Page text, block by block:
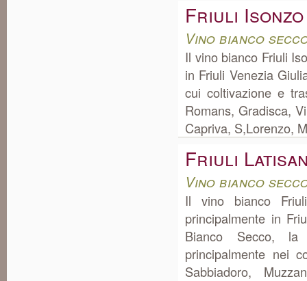
Friuli
Vino bianco
Il vino bianco Friuli
in Friuli Venezia
cui coltivazione e
Romans, Gradisca,
Capriva, S,Lorenzo,
Friuli
Vino bianco
Il vino bianco
principalmente in
Bianco Secco, la
principalmente nei
Sabbiadoro,